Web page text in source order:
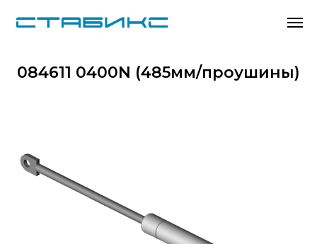
084611 0400N (485мм/проушины)